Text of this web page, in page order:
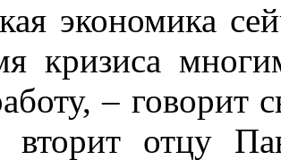
экономика
кризиса
– говорит
вторит отцу